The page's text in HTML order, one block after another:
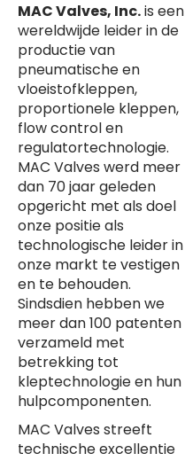
MAC Valves, Inc.is een
wereldwijde leider in de
productie van
pneumatische en
vloeistofkleppen,
proportionele kleppen,
flow control en
regulatortechnologie.
MAC Valves werd meer
dan 70 jaar geleden
opgericht met als doel
onze positie als
technologische leider in
onze markt te vestigen
en te behouden.
Sindsdien hebben we
meer dan 100 patenten
verzameld met
betrekking tot
kleptechnologie en hun
hulpcomponenten.
MAC Valves streeft
technische excellentie